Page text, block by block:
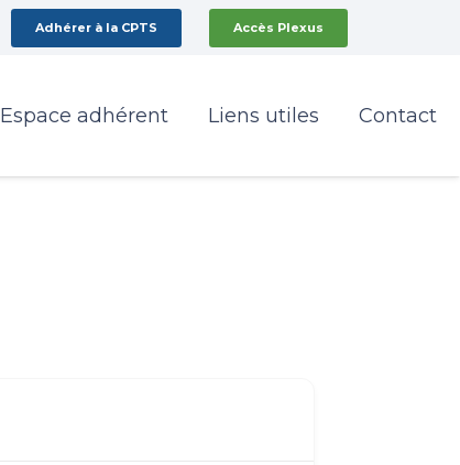
Adhérer à la CPTS Accès Plexus
Espace adhérent Liens utiles Contact